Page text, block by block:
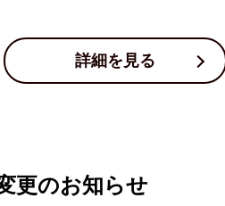
詳細を見る
更のお知らせ